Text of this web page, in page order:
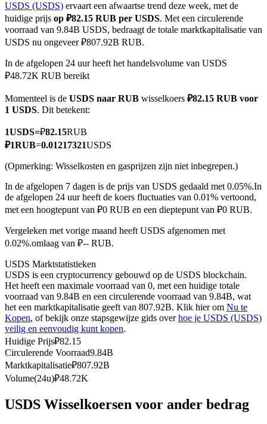
COIN-M-futures
Cryptocurrency-futures
TradFi
USDC-futures
Futures met USDC als onderpand
Kopiëren Handel
Sluit je aan bij top traders
USDS (USDS) ervaart een afwaartse trend deze week, met de
huidige prijs op ₽82.15 RUB per USDS. Met een circulerende
voorraad van 9.84B USDS, bedraagt de totale marktkapitalisatie van
USDS nu ongeveer ₽807.92B RUB.
In de afgelopen 24 uur heeft het handelsvolume van USDS
₽48.72K RUB bereikt
Momenteel is de USDS naar RUB wisselkoers ₽82.15 RUB voor
1 USDS. Dit betekent:
1USDS=₽82.15RUB
₽1RUB=0.01217321USDS
(Opmerking: Wisselkosten en gasprijzen zijn niet inbegrepen.)
In de afgelopen 7 dagen is de prijs van USDS gedaald met 0.05%.In
de afgelopen 24 uur heeft de koers fluctuaties van 0.01% vertoond,
met een hoogtepunt van ₽0 RUB en een dieptepunt van ₽0 RUB.
Vergeleken met vorige maand heeft USDS afgenomen met
0.02%.omlaag van ₽-- RUB.
USDS Marktstatistieken
USDS is een cryptocurrency gebouwd op de USDS blockchain.
Het heeft een maximale voorraad van 0, met een huidige totale
voorraad van 9.84B en een circulerende voorraad van 9.84B, wat
het een marktkapitalisatie geeft van 807.92B. Klik hier om Nu te
Kopen, of bekijk onze stapsgewijze gids overhoe je USDS (USDS)
veilig en eenvoudig kunt kopen.
Huidige Prijs₽82.15
Circulerende Voorraad9.84B
Marktkapitalisatie₽807.92B
Volume(24u)₽48.72K
USDS Wisselkoersen voor ander bedrag